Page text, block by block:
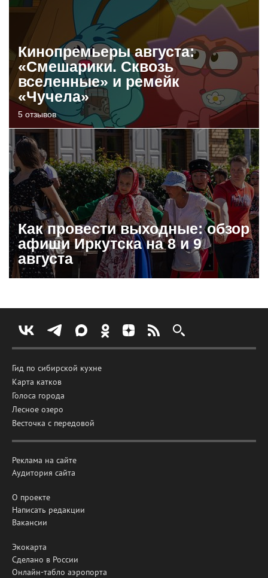
Кинопремьеры августа:
«Смешарики. Сквозь
вселенные» и ремейк
«Чучела»
5 отзывов
Как провести выходные: обзор
афиши Иркутска на 8 и 9
августа
Гид по сибирской кухне
Карта катков
Голоса города
Лесное озеро
Весточка с передовой
Реклама на сайте
Аудитория сайта
О проекте
Написать редакции
Вакансии
Экокарта
Сделано в России
Онлайн-табло аэропорта